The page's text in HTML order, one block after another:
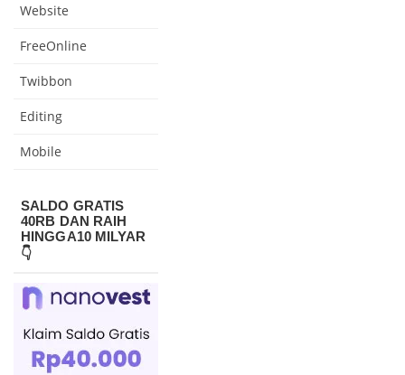
Website
FreeOnline
Twibbon
Editing
Mobile
SALDO GRATIS
40RB DAN RAIH
HINGGA10 MILYAR
👇